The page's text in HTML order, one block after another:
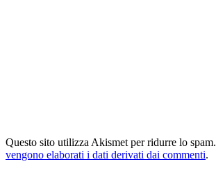
Questo sito utilizza Akismet per ridurre lo spam.
vengono elaborati i dati derivati dai commenti.